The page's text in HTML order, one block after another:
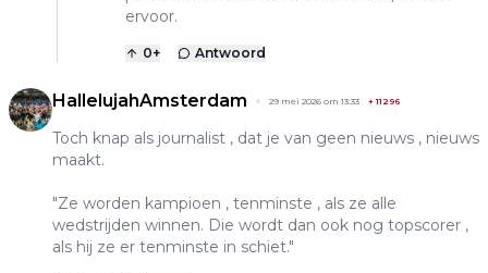
ervoor.
0+ Antwoord
HallelujahAmsterdam 29 mei 2026 om 13:33 +11296
Toch knap als journalist , dat je van geen nieuws , nieuws
maakt.
"Ze worden kampioen , tenminste , als ze alle
wedstrijden winnen. Die wordt dan ook nog topscorer ,
als hij ze er tenminste in schiet."